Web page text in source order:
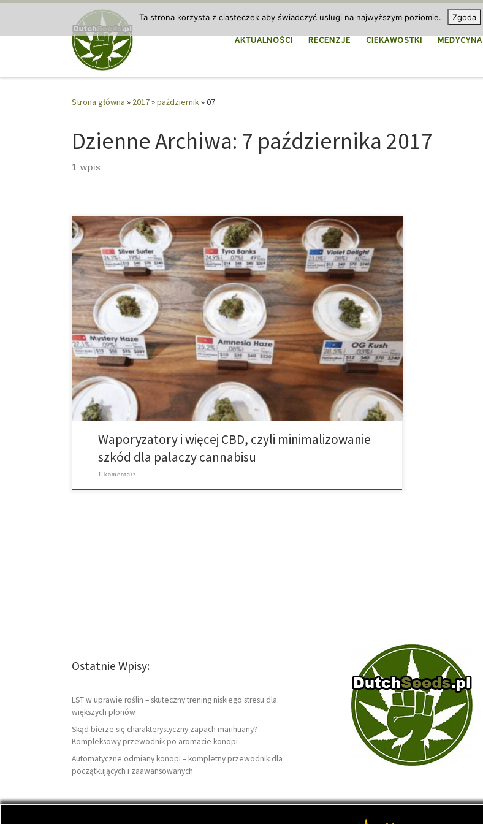
Przejdź do treści
AKTUALNOŚCI RECENZJE CIEKAWOSTKI MEDYCYNA
Strona główna » 2017»październik»07
Dzienne Archiwa: 7 października 2017
1 wpis
Dwoma największymi ryzykami przy spożywaniu cannabisu jest obecna moda na jego
silne odmiany i równoczesna konsumpcja z tytoniem. Wysoko rankingowa grupa
naukowców opracowała cały rząd porad, w jaki sposób osoby spożywające marihuanę
mogą takie ryzyko zminimalizować. Jeśli ryzykownej konsumpcji marihuany nie można
zakończyć ani ładnymi prośbami ani groźbami to trzeba […]
Waporyzatory i więcej CBD, czyli minimalizowanie
szkód dla palaczy cannabisu
1 komentarz
Ostatnie Wpisy:
LST w uprawie roślin – skuteczny trening niskiego stresu dla
większych plonów
Skąd bierze się charakterystyczny zapach marihuany?
Kompleksowy przewodnik po aromacie konopi
Automatyczne odmiany konopi – kompletny przewodnik dla
początkujących i zaawansowanych
Ta strona korzysta z ciasteczek aby świadczyć usługi na najwyższym poziomie. Zgoda